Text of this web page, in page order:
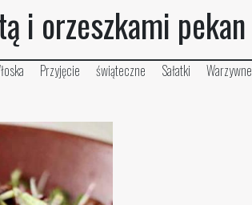
i orzeszkami pekan
Przyjęcie świąteczne Sałatki Warzywne